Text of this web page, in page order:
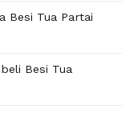
Besi Tua Partai
Besi Tua